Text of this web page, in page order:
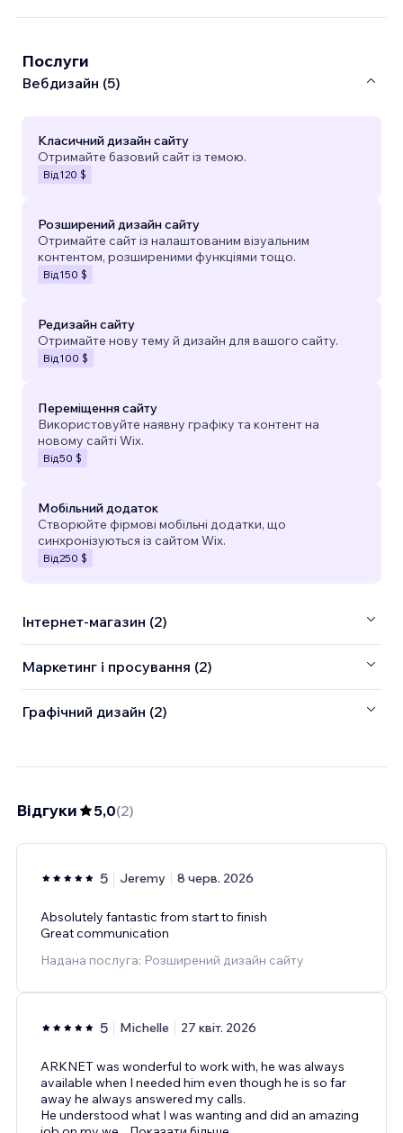
Послуги
Вебдизайн (5)
Класичний дизайн сайту
Отримайте базовий сайт із темою.
Від 120 $
Розширений дизайн сайту
Отримайте сайт із налаштованим візуальним
контентом, розширеними функціями тощо.
Від 150 $
Редизайн сайту
Отримайте нову тему й дизайн для вашого сайту.
Від 100 $
Переміщення сайту
Використовуйте наявну графіку та контент на
новому сайті Wix.
Від50 $
Мобільний додаток
Створюйте фірмові мобільні додатки, що
синхронізуються із сайтом Wix.
Від250 $
Інтернет-магазин (2)
Маркетинг і просування (2)
Графічний дизайн (2)
Відгуки 5,0(2)
5 Jeremy 8 черв. 2026
Absolutely fantastic from start to finish
Great communication
Надана послуга: Розширений дизайн сайту
5 Michelle 27 квіт. 2026
ARKNET was wonderful to work with, he was always
available when I needed him even though he is so far
away he always answered my calls.
He understood what I was wanting and did an amazing